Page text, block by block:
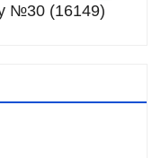
№30 (16149)